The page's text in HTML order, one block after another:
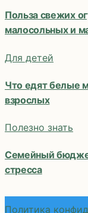
Польза свежих
малосольных и
Для детей
Что едят белые
взрослых
Полезно знать
Семейный
стресса
Политика